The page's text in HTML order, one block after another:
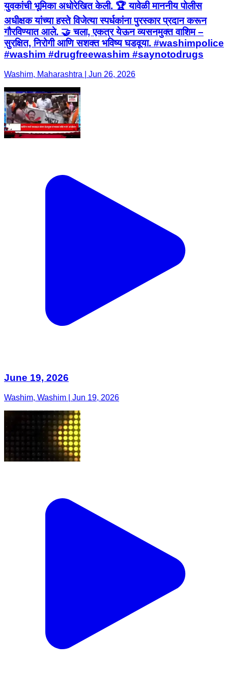
युवकांची भूमिका अधोरेखित केली. 🏆 यावेळी माननीय पोलीस
अधीक्षक यांच्या हस्ते विजेत्या स्पर्धकांना पुरस्कार प्रदान करून
गौरविण्यात आले. 🤝 चला, एकत्र येऊन व्यसनमुक्त वाशिम –
सुरक्षित, निरोगी आणि सशक्त भविष्य घडवूया. #washimpolice
#washim #drugfreewashim #saynotodrugs
Washim, Maharashtra | Jun 26, 2026
June 19, 2026
Washim, Washim | Jun 19, 2026